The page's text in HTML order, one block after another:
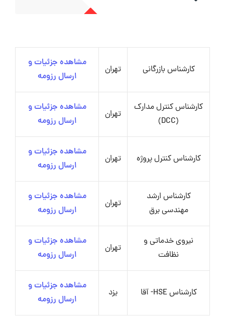
کارشناس بازرگانی تهران
مشاهده جزئیات و
ارسال رزومه
کارشناس کنترل مدارک
(DCC)
تهران
مشاهده جزئیات و
ارسال رزومه
کارشناس کنترل پروژه تهران
مشاهده جزئیات و
ارسال رزومه
کارشناس ارشد
مهندسی برق
تهران
مشاهده جزئیات و
ارسال رزومه
نیروی خدماتی و
نظافت
تهران
مشاهده جزئیات و
ارسال رزومه
کارشناس HSE- آقا یزد
مشاهده جزئیات و
ارسال رزومه